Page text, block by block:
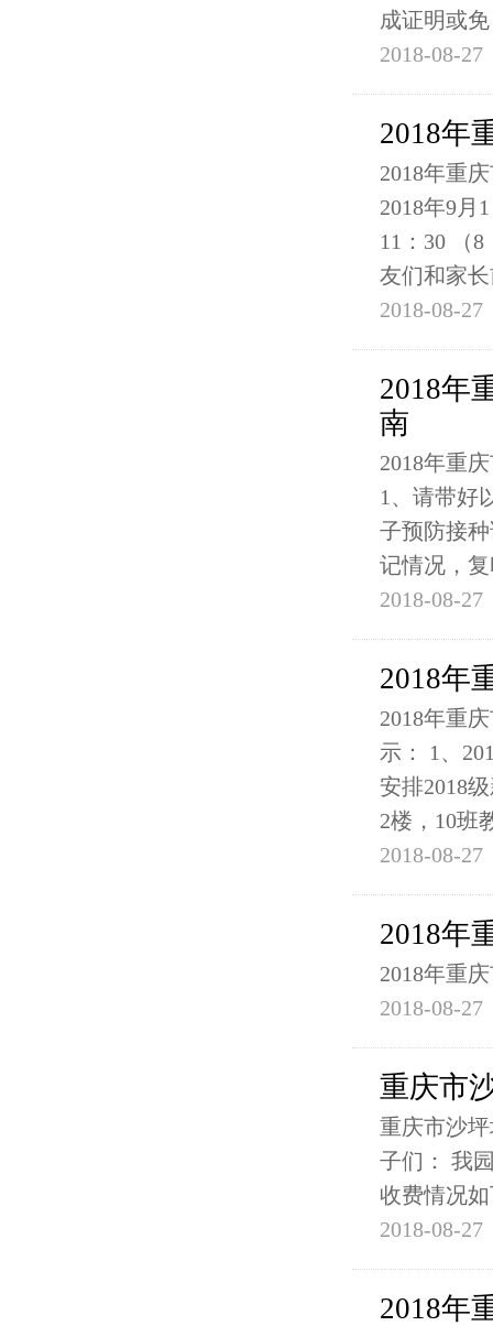
成证明或免
2018-08-27
2018年
2018年重
2018年9月
11：30 （
友们和家
2018-08-27
2018年
南
2018年重
1、请带好
子预防接
记情况，
2018-08-27
2018年
2018年重
示： 1、
安排2018
2楼，10班
2018-08-27
2018年
2018年重
2018-08-27
重庆市
重庆市沙
子们： 我
收费情况
2018-08-27
2018年